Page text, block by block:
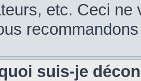
etc. Ceci
suis-je